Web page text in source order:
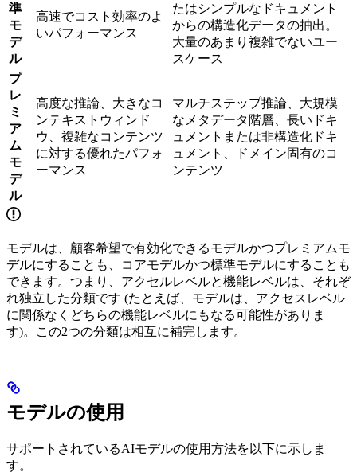
準
モ
デ
ル
高速でコスト効率のよ
いパフォーマンス
たはシンプルなドキュメント
からの構造化データの抽出。
大量のあまり複雑でないユー
スケース
プ
レ
ミ
ア
ム
モ
デ
ル
高度な推論、大きなコ
ンテキストウィンド
ウ、複雑なコンテンツ
に対する優れたパフォ
ーマンス
マルチステップ推論、大規模
なメタデータ階層、長いドキ
ュメントまたは非構造化ドキ
ュメント、ドメイン固有のコ
ンテンツ
モデルは、顧客希望で有効化できるモデルかつプレミアムモ
デルにすることも、コアモデルかつ標準モデルにすることも
できます。つまり、アクセルレベルと機能レベルは、それぞ
れ独立した分類です (たとえば、モデルは、アクセスレベル
に関係なくどちらの機能レベルにもなる可能性がありま
す)。この2つの分類は相互に補完します。
モデルの使用
サポートされているAIモデルの使用方法を以下に示しま
す。